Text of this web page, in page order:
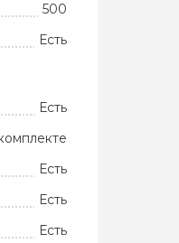
500
Есть
Есть
Есть
Есть
Есть